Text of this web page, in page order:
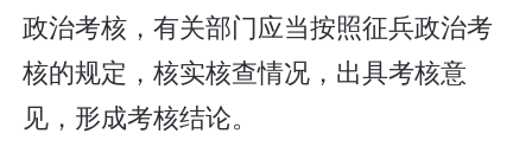
政治考核，有关部门应当按照征兵政治考
核的规定，核实核查情况，出具考核意
见，形成考核结论。